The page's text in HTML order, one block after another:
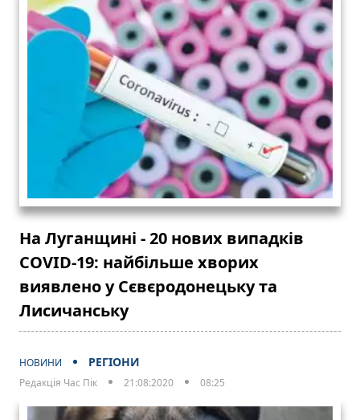
На Луганщині - 20 нових випадків
COVID-19: найбільше хворих
виявлено у Сєвєродонецьку та
Лисичанську
НОВИНИ РЕГІОНИ
Редакція Час Пік 21:08:2020 08:25